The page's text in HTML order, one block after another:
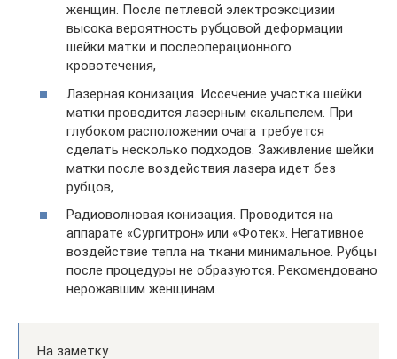
женщин. После петлевой электроэксцизии
высока вероятность рубцовой деформации
шейки матки и послеоперационного
кровотечения,
Лазерная конизация. Иссечение участка шейки
матки проводится лазерным скальпелем. При
глубоком расположении очага требуется
сделать несколько подходов. Заживление шейки
матки после воздействия лазера идет без
рубцов,
Радиоволновая конизация. Проводится на
аппарате «Сургитрон» или «Фотек». Негативное
воздействие тепла на ткани минимальное. Рубцы
после процедуры не образуются. Рекомендовано
нерожавшим женщинам.
На заметку